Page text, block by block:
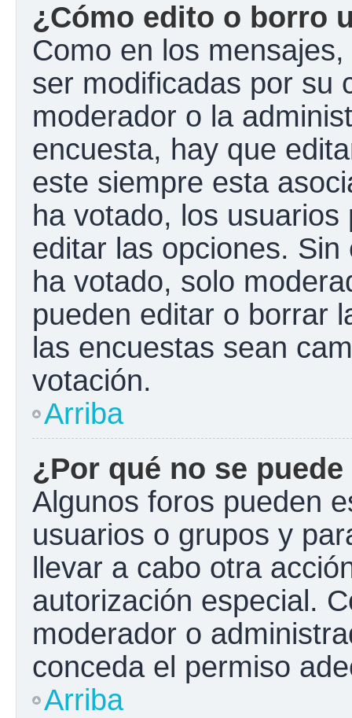
¿Cómo edito o borro
Como en los
ser modificadas por su
moderador o la
encuesta, hay que
este siempre esta
ha votado, los
editar las opciones.
ha votado, solo
pueden editar o borrar
las encuestas sean
votación.
Arriba
¿Por qué no se
Algunos foros pueden
usuarios o grupos y
llevar a cabo otra
autorización especial.
moderador o
conceda el permiso
Arriba